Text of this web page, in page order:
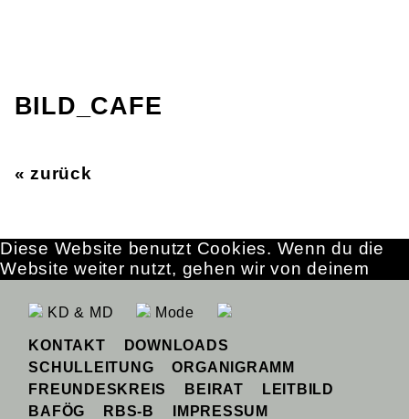
BILD_CAFE
« zurück
KD & MD Mode
KONTAKT
DOWNLOADS
SCHULLEITUNG
ORGANIGRAMM
FREUNDESKREIS
BEIRAT
LEITBILD
BAFÖG
RBS-B IMPRESSUM
Diese Website benutzt Cookies. Wenn du die
Website weiter nutzt, gehen wir von deinem